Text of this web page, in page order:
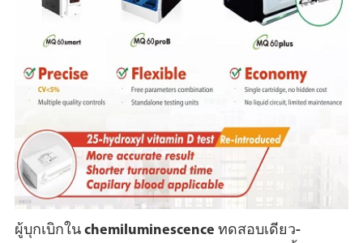
ผู้บุกเบิกใน chemiluminescence ทดสอบเดียว-